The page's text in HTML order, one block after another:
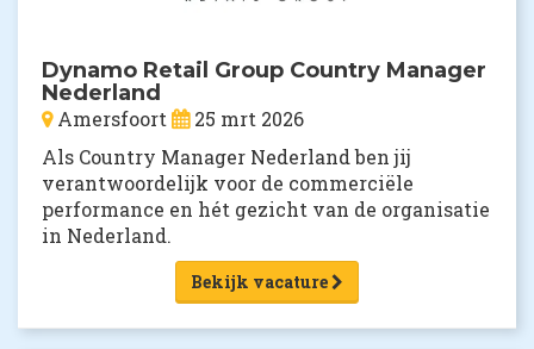
Dynamo Retail Group Country Manager
Nederland
Amersfoort
25 mrt 2026
Als Country Manager Nederland ben jij
verantwoordelijk voor de commerciële
performance en hét gezicht van de organisatie
in Nederland.
Bekijk vacature